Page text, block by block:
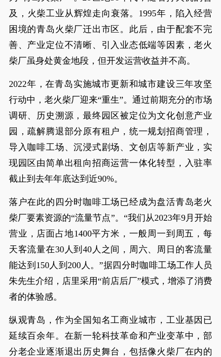
及，火柴工业从辉煌走向衰落。1995年，陷入经营
困境的青岛火柴厂迁出市区。此后，由于配套不完
善、产业定位不清晰、引入业态低端等因素，老火
柴厂虽身处黄金地段，但开发运营收益并不高。
2022年，在青岛实施城市更新和城市建设三年攻坚
行动中，老火柴厂迎来“重生”。通过前期充分的市场
调研、历史溯源，最终园区被定位为文化创意产业
园，疏解腾退部分原有租户，统一规划招商管理，
导入咖啡工场、沉浸式剧场、文创店等新产业，实
现园区由简单出租向招商运营一体化转型，入驻率
截止到去年年底达到近90%。
落户在此的四分时咖啡工场已经成为盘活青岛老火
柴厂要素资源的“流量节点”。“我们从2023年9月开始
营业，店面占地1400平方米，一般周一到周五，每
天客流量在30人到40人之间，周六、周日的客流量
能达到150人到200人。”据四分时咖啡工场工作人员
朱先生介绍，店里采用“前店后厂”模式，增添了消费
者的体验感。
纵观青岛，作为全国知名工商业城市，工业基因已
延续百余年。在新一轮科技革命和产业变革中，部
分老企业逐渐退出历史舞台，包括像火柴厂在内的